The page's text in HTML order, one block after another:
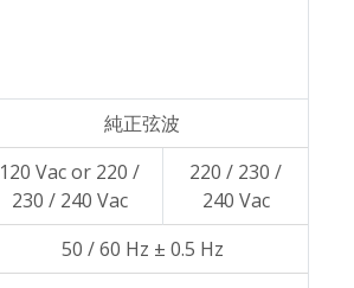
純正弦波
120 Vac or 220 /
230 / 240 Vac
220 / 230 /
240 Vac
50 / 60 Hz ± 0.5 Hz